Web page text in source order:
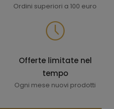
Ordini superiori a 100 euro
Offerte limitate nel
tempo
Ogni mese nuovi prodotti